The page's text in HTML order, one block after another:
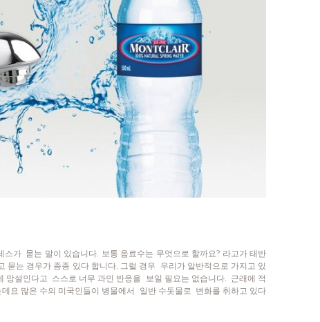
가 묻는 말이 있습니다. 보통 음료수는 무엇으로 할까요? 라고가 태반
묻는 경우가 종종 있다 합니다. 그럴 경우 우리가 알반적으로 가지고 있
망설인다고 스스로 너무 과민 반응을 보일 필요는 없습니다. 근래에 적
데요 많은 수의 미국인들이 병물에서 일반 수돗물로 변화를 취하고 있다